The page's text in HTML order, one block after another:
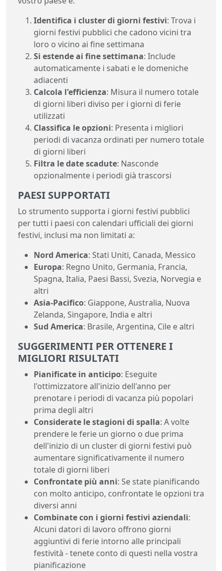
Identifica i cluster di giorni festivi: Trova i
giorni festivi pubblici che cadono vicini tra
loro o vicino ai fine settimana
Si estende ai fine settimana: Include
automaticamente i sabati e le domeniche
adiacenti
Calcola l'efficienza: Misura il numero totale
di giorni liberi diviso per i giorni di ferie
utilizzati
Classifica le opzioni: Presenta i migliori
periodi di vacanza ordinati per numero totale
di giorni liberi
Filtra le date scadute: Nasconde
opzionalmente i periodi già trascorsi
PAESI SUPPORTATI
Lo strumento supporta i giorni festivi pubblici
per tutti i paesi con calendari ufficiali dei giorni
festivi, inclusi ma non limitati a:
Nord America: Stati Uniti, Canada, Messico
Europa: Regno Unito, Germania, Francia,
Spagna, Italia, Paesi Bassi, Svezia, Norvegia e
altri
Asia-Pacifico: Giappone, Australia, Nuova
Zelanda, Singapore, India e altri
Sud America: Brasile, Argentina, Cile e altri
SUGGERIMENTI PER OTTENERE I
MIGLIORI RISULTATI
Pianificate in anticipo: Eseguite
l'ottimizzatore all'inizio dell'anno per
prenotare i periodi di vacanza più popolari
prima degli altri
Considerate le stagioni di spalla: A volte
prendere le ferie un giorno o due prima
dell'inizio di un cluster di giorni festivi può
aumentare significativamente il numero
totale di giorni liberi
Confrontate più anni: Se state pianificando
con molto anticipo, confrontate le opzioni tra
diversi anni
Combinate con i giorni festivi aziendali:
Alcuni datori di lavoro offrono giorni
aggiuntivi di ferie intorno alle principali
festività - tenete conto di questi nella vostra
pianificazione